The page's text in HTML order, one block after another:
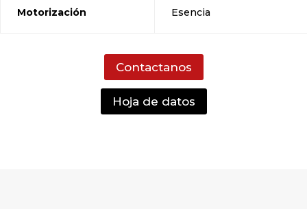
Motorización Esencia
Contactanos
Hoja de datos